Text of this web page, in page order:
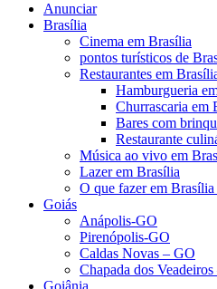
Anunciar
Brasília
Cinema em Brasília
pontos turísticos de
Restaurantes em
Hamburgueria
Churrascaria em
Bares com
Restaurante
Música ao vivo em
Lazer em Brasília
O que fazer em Brasília
Goiás
Anápolis-GO
Pirenópolis-GO
Caldas Novas – GO
Chapada dos
Goiânia